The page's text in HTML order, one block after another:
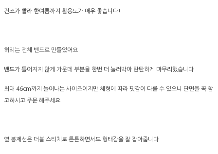
건조가 빨라 한여름까지 활용도가 매우 좋습니다!
허리는 전체 밴드로 만들었어요
밴드가 틀어지지 않게 가운데 부분을 한번 더 눌러박아 탄탄하게 마무리했습니다
최대 46cm까지 늘어나는 사이즈이지만 체형에 따라 핏감이 다를 수 있으니 단면을 꼭 참
고하시고 주문 해주세요
옆 봉제선은 더블 스티치로 튼튼하면서도 형태감을 잘 잡아줍니다